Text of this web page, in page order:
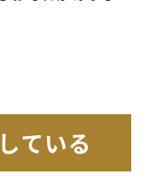
ている